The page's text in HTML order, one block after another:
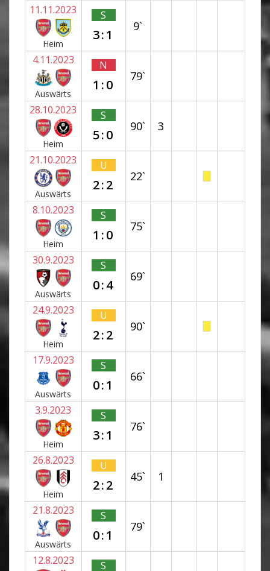
11.11.2023
Heim
S
3:1
9`
4.11.2023
Auswärts
N
1:0
79`
28.10.2023
Heim
S
5:0
90` 3
21.10.2023
Auswärts
U
2:2
22`
8.10.2023
Heim
S
1:0
75`
30.9.2023
Auswärts
S
0:4
69`
24.9.2023
Heim
U
2:2
90`
17.9.2023
Auswärts
S
0:1
66`
3.9.2023
Heim
S
3:1
76`
26.8.2023
Heim
U
2:2
45` 1
21.8.2023
Auswärts
S
0:1
79`
12.8.2023 S